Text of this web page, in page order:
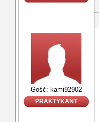
Gość: kami92902
PRAKTYKANT